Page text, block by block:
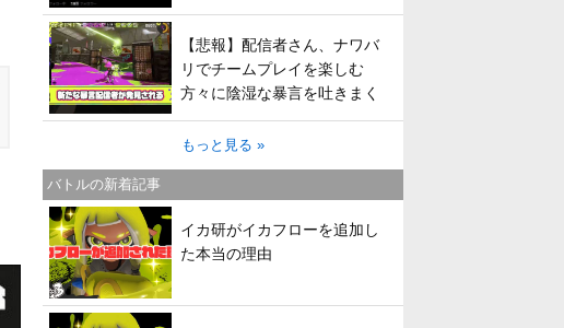
【悲報】配信者さん、ナワバ
リでチームプレイを楽しむ
方々に陰湿な暴言を吐きまく
ってしまう
もっと見る »
バトルの新着記事
イカ研がイカフローを追加し
た本当の理由